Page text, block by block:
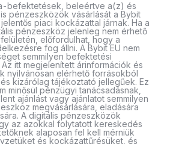
befektetések, beleértve a(z) és
pénzeszközök vásárlását a Bybit
piaci kockázattal járnak. Ha a
pénzeszköz jelenleg nem érhető
felületén, előfordulhat, hogy a
fog állni. A Bybit EU nem
semmilyen befektetési
itt megjelenített árinformációk és
nyilvánosan elérhető forrásokból
kizárólag tájékoztató jellegűek. Ez
minősül pénzügyi tanácsadásnak,
ajánlást vagy ajánlatot semmilyen
megvásárlására, eladására
A digitális pénzeszközök
az azokkal folytatott kereskedés
alaposan fel kell mérniük
és kockázattűrésüket, és